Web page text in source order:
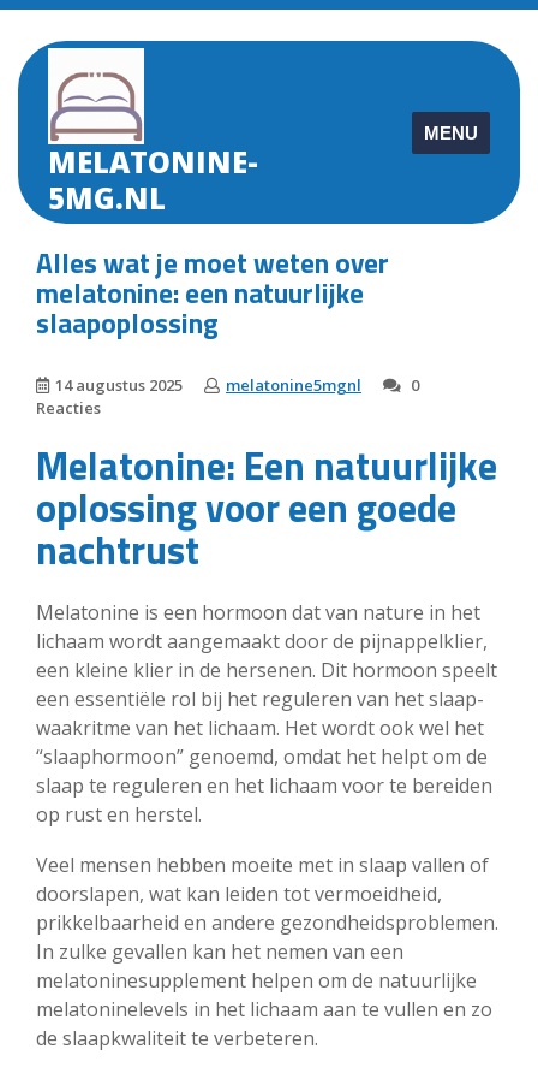
Skip
content
MELATONINE-
5MG.NL
MENU
Alles wat je moet weten over
melatonine: een natuurlijke
slaapoplossing
14 augustus 2025 melatonine5mgnl
0
Reacties
Melatonine: Een natuurlijke
oplossing voor een goede
nachtrust
Melatonine is een hormoon dat van nature in het
lichaam wordt aangemaakt door de pijnappelklier,
een kleine klier in de hersenen. Dit hormoon speelt
een essentiële rol bij het reguleren van het slaap-
waakritme van het lichaam. Het wordt ook wel het
“slaaphormoon” genoemd, omdat het helpt om de
slaap te reguleren en het lichaam voor te bereiden
op rust en herstel.
Veel mensen hebben moeite met in slaap vallen of
doorslapen, wat kan leiden tot vermoeidheid,
prikkelbaarheid en andere gezondheidsproblemen.
In zulke gevallen kan het nemen van een
melatoninesupplement helpen om de natuurlijke
melatoninelevels in het lichaam aan te vullen en zo
de slaapkwaliteit te verbeteren.